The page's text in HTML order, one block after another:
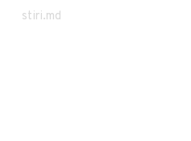
stiri.md